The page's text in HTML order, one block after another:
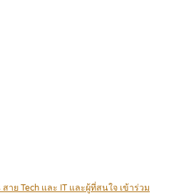
าย Tech และ IT และผู้ที่สนใจ เข้าร่วม